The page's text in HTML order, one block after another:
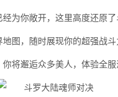
为你敞开，这里高度还原
图，随时展现你的超强战斗
将邂逅众多美人，体验全